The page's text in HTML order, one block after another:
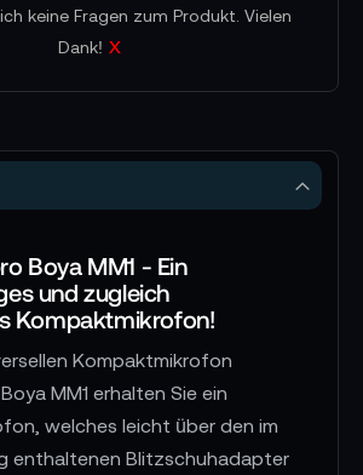
keine Fragen zum Produkt. Vielen
Dank! x
Boya MM1 - Ein
und zugleich
Kompaktmikrofon!
Kompaktmikrofon
MM1 erhalten Sie ein
welches leicht über den im
enthaltenen Blitzschuhadapter